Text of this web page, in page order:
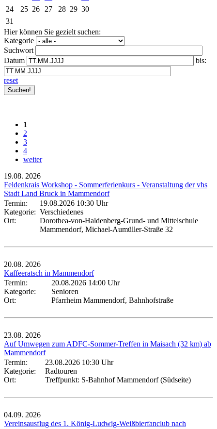
24
25 26 27 28 29 30
31
Hier können Sie gezielt suchen:
Kategorie
Suchwort
Datum
bis:
reset
1
2
3
4
weiter
19.08. 2026
Feldenkrais Workshop - Sommerferienkurs - Veranstaltung der vhs
Stadt Land Bruck in Mammendorf
Termin:
19.08.2026 10:30 Uhr
Kategorie: Verschiedenes
Ort:
Dorothea-von-Haldenberg-Grund- und Mittelschule
Mammendorf, Michael-Aumüller-Straße 32
20.08. 2026
Kaffeeratsch in Mammendorf
Termin:
20.08.2026 14:00 Uhr
Kategorie:
Senioren
Ort:
Pfarrheim Mammendorf, Bahnhofstraße
23.08. 2026
Auf Umwegen zum ADFC-Sommer-Treffen in Maisach (32 km) ab
Mammendorf
Termin:
23.08.2026 10:30 Uhr
Kategorie:
Radtouren
Ort:
Treffpunkt: S-Bahnhof Mammendorf (Südseite)
04.09. 2026
Vereinsausflug des 1. König-Ludwig-Weißbierfanclub nach